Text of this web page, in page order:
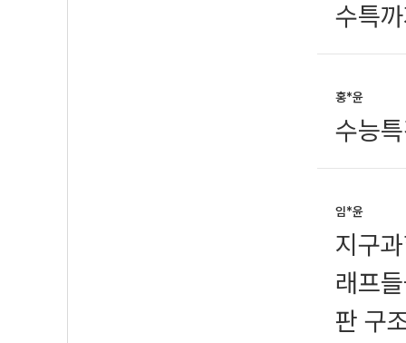
수특
홍*윤
수능
임*윤
지구
래프
판 구